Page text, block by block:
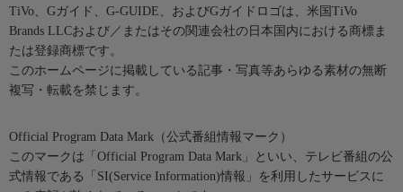
TiVo、Gガイド、G-GUIDE、およびGガイドロゴは、米国TiVo
Brands LLCおよび／またはその関連会社の日本国内における商標ま
たは登録商標です。
このホームページに掲載している記事・写真等あらゆる素材の無断
複写・転載を禁じます。
Official Program Data Mark（公式番組情報マーク）
このマークは「Official Program Data Mark」といい、テレビ番組の公
式情報である「SI(Service Information)情報」を利用したサービスに